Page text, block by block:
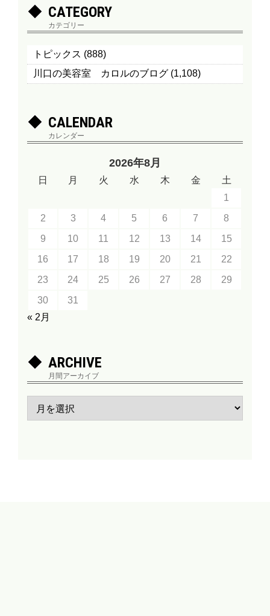
CATEGORY
カテゴリー
トピックス (888)
川口の美容室 カロルのブログ (1,108)
CALENDAR
カレンダー
2026年8月
日 月 火 水 木 金
土
1
2
3 4 5 6 7
8
9
10 11 12 13 14
15
16
17 18 19 20 21
22
23
24 25 26 27 28
29
30
31
« 2月
ARCHIVE
月間アーカイブ